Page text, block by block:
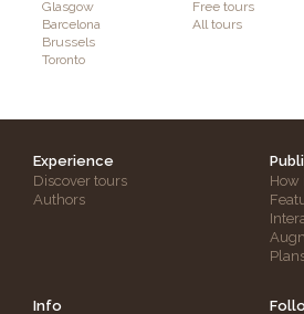
Glasgow
Barcelona
Brussels
Toronto
Free tours
All tours
Experience
Discover tours
Authors
How
Info